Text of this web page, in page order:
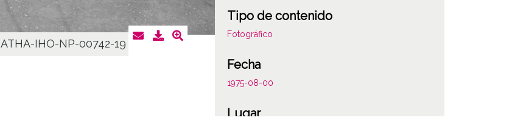
ATHA-IHO-NP-00742-19
Tipo de contenido
Fotográfico
Fecha
1975-08-00
Lugar